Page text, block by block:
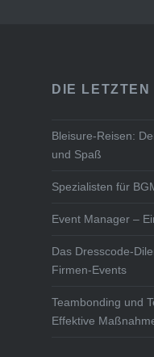
DIE
Bleisure-Reisen:
und Spaß
Spezialisten für
Event Manager –
Das Dresscode-
Firmen-Events
Teambonding und
Effektive